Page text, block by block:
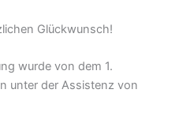
Glückwunsch!
wurde von dem 1.
unter der Assistenz von